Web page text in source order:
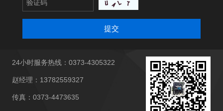
提交
24小时服务热线：0373-4305322
赵经理：13782559327
传真：0373-4473635